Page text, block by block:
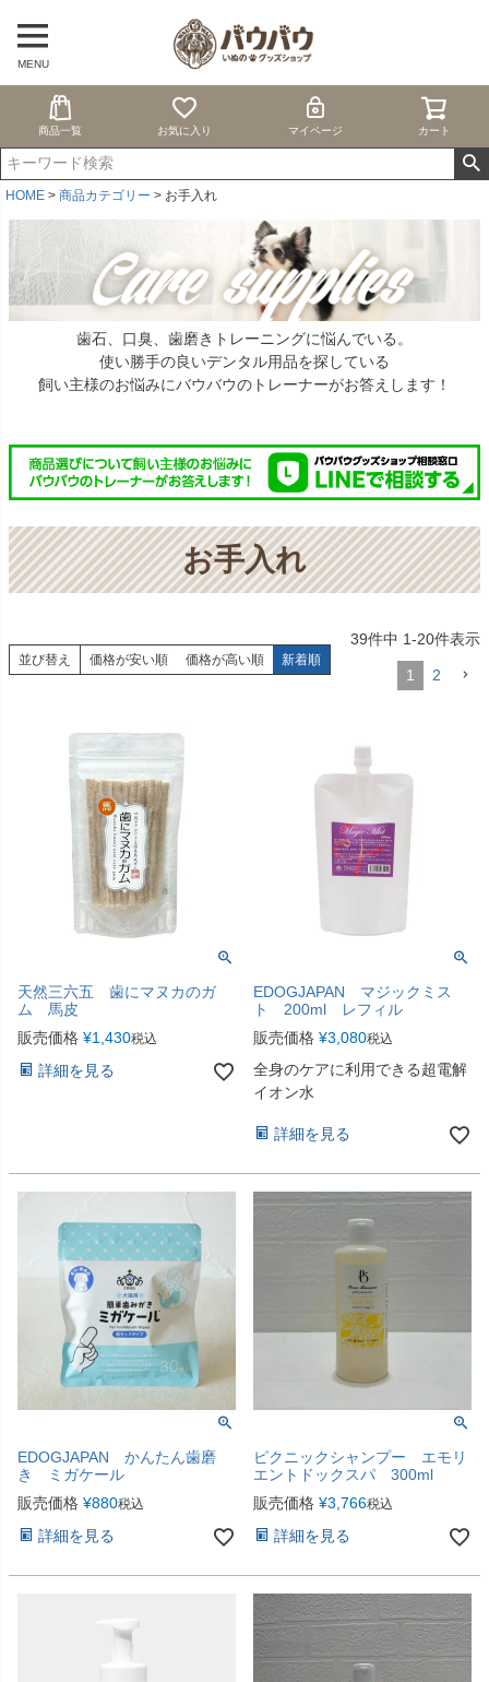
MENU
商品一覧 お気に入り マイページ カート
HOME 商品カテゴリー お手入れ
歯石、口臭、歯磨きトレーニングに悩んでいる。
使い勝手の良いデンタル用品を探している
飼い主様のお悩みにバウバウのトレーナーがお答えします！
お手入れ
並び替え 価格が安い順 価格が高い順 新着順
39件中 1-20件表示
1 2
天然三六五 歯にマヌカのガ
ム 馬皮
販売価格 ¥1,430税込
詳細を見る
EDOGJAPAN マジックミス
ト 200ml レフィル
販売価格 ¥3,080税込
全身のケアに利用できる超電解
イオン水
詳細を見る
EDOGJAPAN かんたん歯磨
き ミガケール
販売価格 ¥880税込
詳細を見る
ピクニックシャンプー エモリ
エントドックスパ 300ml
販売価格 ¥3,766税込
詳細を見る